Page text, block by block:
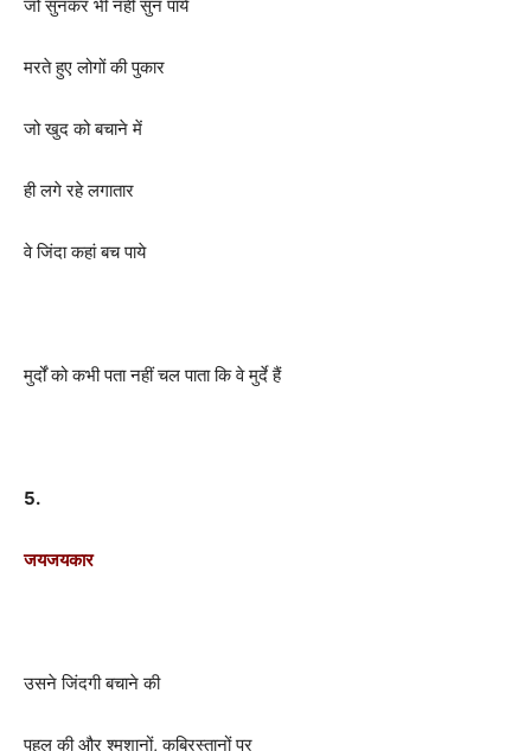
जो सुनकर भी नहीं सुन पाये
मरते हुए लोगों की पुकार
जो खुद को बचाने में
ही लगे रहे लगातार
वे जिंदा कहां बच पाये
मुर्दों को कभी पता नहीं चल पाता कि वे मुर्दे हैं
5.
जयजयकार
उसने जिंदगी बचाने की
पहल की और श्मशानों, कब्रिस्तानों पर